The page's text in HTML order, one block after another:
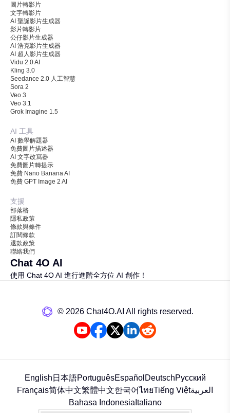
圖片轉影片
文字轉影片
AI 聖誕影片生成器
影片轉影片
公仔影片生成器
AI 浩克影片生成器
AI 超人影片生成器
Vidu 2.0 AI
Kling 3.0
Seedance 2.0 人工智慧
Sora 2
Veo 3
Veo 3.1
Grok Imagine 1.5
AI 工具
AI 數學解題器
免費圖片描述器
AI 文字改寫器
免費圖片轉提示
免費 Nano Banana AI
免費 GPT Image 2 AI
支援
部落格
隱私政策
條款與條件
訂閱條款
退款政策
聯絡我們
Chat 4O AI
使用 Chat 4O AI 進行進階全方位 AI 創作！
©️ 2026 Chat4O.AI All rights reserved.
English 日本語PortuguêsEspañol DeutschРусский
Français简体中文繁體中文한국어ไทยTiếng Việtالعربية
Bahasa Indonesia Italiano